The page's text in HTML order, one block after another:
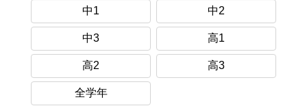
中1 中2
中3 高1
高2 高3
全学年